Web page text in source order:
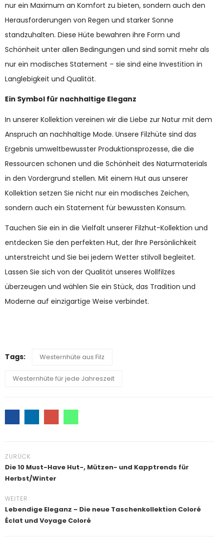
nur ein Maximum an Komfort zu bieten, sondern auch den
Herausforderungen von Regen und starker Sonne
standzuhalten. Diese Hüte bewahren ihre Form und
Schönheit unter allen Bedingungen und sind somit mehr als
nur ein modisches Statement – sie sind eine Investition in
Langlebigkeit und Qualität.
Ein Symbol für nachhaltige Eleganz
In unserer Kollektion vereinen wir die Liebe zur Natur mit dem
Anspruch an nachhaltige Mode. Unsere Filzhüte sind das
Ergebnis umweltbewusster Produktionsprozesse, die die
Ressourcen schonen und die Schönheit des Naturmaterials
in den Vordergrund stellen. Mit einem Hut aus unserer
Kollektion setzen Sie nicht nur ein modisches Zeichen,
sondern auch ein Statement für bewussten Konsum.
Tauchen Sie ein in die Vielfalt unserer Filzhut-Kollektion und
entdecken Sie den perfekten Hut, der Ihre Persönlichkeit
unterstreicht und Sie bei jedem Wetter stilvoll begleitet.
Lassen Sie sich von der Qualität unseres Wollfilzes
überzeugen und wählen Sie ein Stück, das Tradition und
Moderne auf einzigartige Weise verbindet.
Tags: Westernhüte aus Filz
Westernhüte für jede Jahreszeit
ZURÜCK
Die 10 Must-Have Hut-, Mützen- und Kapptrends für
Herbst/Winter
WEITER
Lebendige Eleganz – Die neue Taschenkollektion Coloré
Éclat und Voyage Coloré